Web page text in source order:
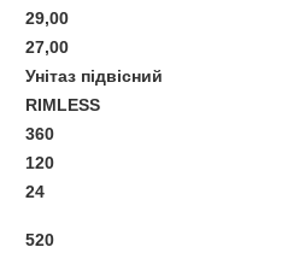
29,00
27,00
Унітаз підвісний
RIMLESS
360
120
24
520